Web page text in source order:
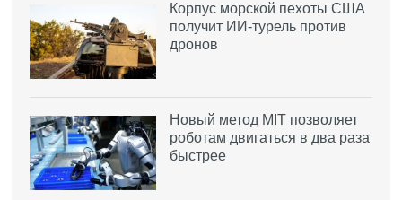
Корпус морской пехоты США
получит ИИ-турель против
дронов
Новый метод MIT позволяет
роботам двигаться в два раза
быстрее